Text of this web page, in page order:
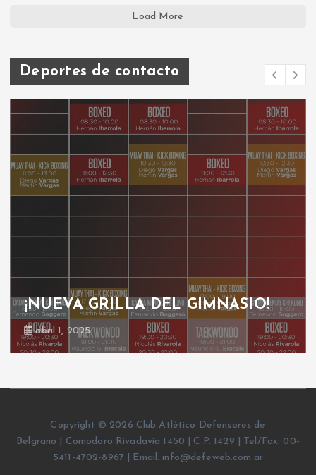
Load More
Deportes de contacto
¡NUEVA GRILLA DEL GIMNASIO!
abril 1, 2025
Copyright © 2026 Club Atlético Defensores de
Belgrano | Comodoro Rivadavia 1450 | C.P. 1429 | Tel/Fax: 00-
5411-4702-8967 | Email: info@defeweb.com.ar